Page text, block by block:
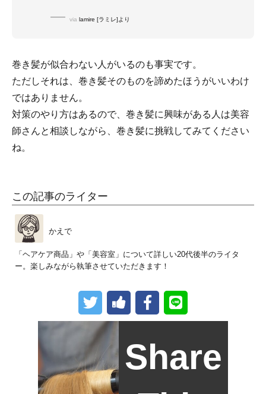
via lamire [ラミレ]より
巻き髪が似合わない人がいるのも事実です。
ただしそれは、巻き髪そのものを諦めたほうがいいわけ
ではありません。
対策のやり方はあるので、巻き髪に興味がある人は美容
師さんと相談しながら、巻き髪に挑戦してみてください
ね。
この記事のライター
かえで
「ヘアケア商品」や「美容室」について詳しい20代後半のライタ
ー。楽しみながら執筆させていただきます！
Share